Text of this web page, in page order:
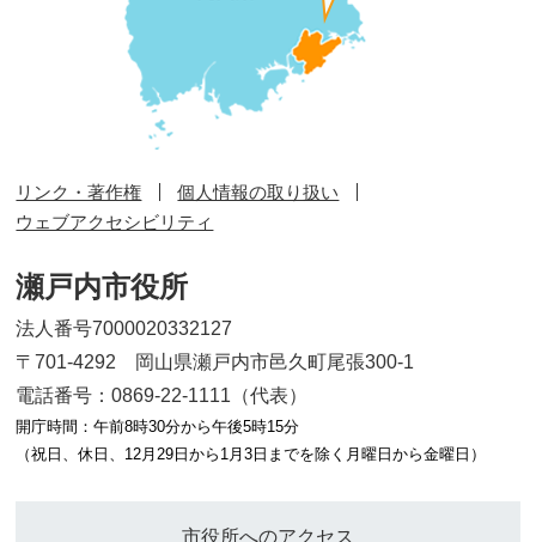
リンク・著作権
個人情報の取り扱い
ウェブアクセシビリティ
瀬戸内市役所
法人番号7000020332127
〒701-4292 岡山県瀬戸内市邑久町尾張300-1
電話番号：0869-22-1111（代表）
開庁時間：午前8時30分から午後5時15分
（祝日、休日、12月29日から1月3日までを除く月曜日から金曜日）
市役所へのアクセス